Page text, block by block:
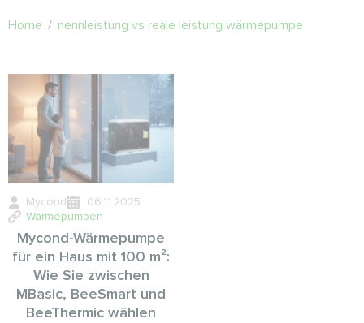
Home / nennleistung vs reale leistung wärmepumpe
Mycond
06.11.2025
Wärmepumpen
Mycond-Wärmepumpe
für ein Haus mit 100 m²:
Wie Sie zwischen
MBasic, BeeSmart und
BeeThermic wählen